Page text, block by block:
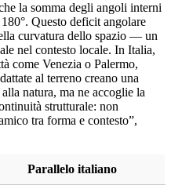
la somma degli angoli interni
Questo deficit angolare
curvatura dello spazio — un
nel contesto locale. In Italia,
come Venezia o Palermo,
al terreno creano una
natura, ma ne accoglie la
strutturale: non
tra forma e contesto”,
Parallelo italiano